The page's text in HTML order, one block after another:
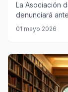
La Asociación
denunciará
de respuesta
01 mayo 2026